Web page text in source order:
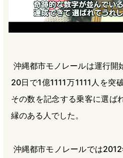
沖縄都市モノレールは運行開
20日で1億1111万1111人を突
その数を記念する乗客に選ば
縁のある人でした。
沖縄都市モノレールでは